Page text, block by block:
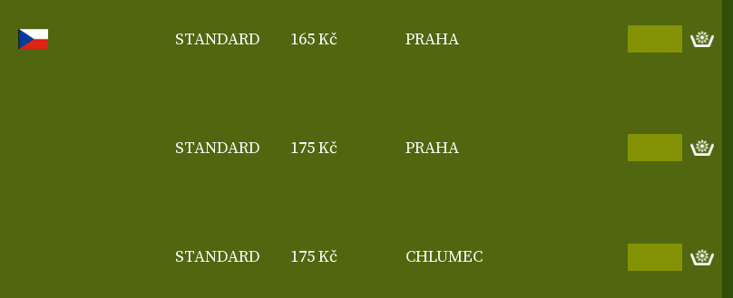
STANDARD 165 Kč PRAHA
STANDARD 175 Kč PRAHA
STANDARD 175 Kč CHLUMEC